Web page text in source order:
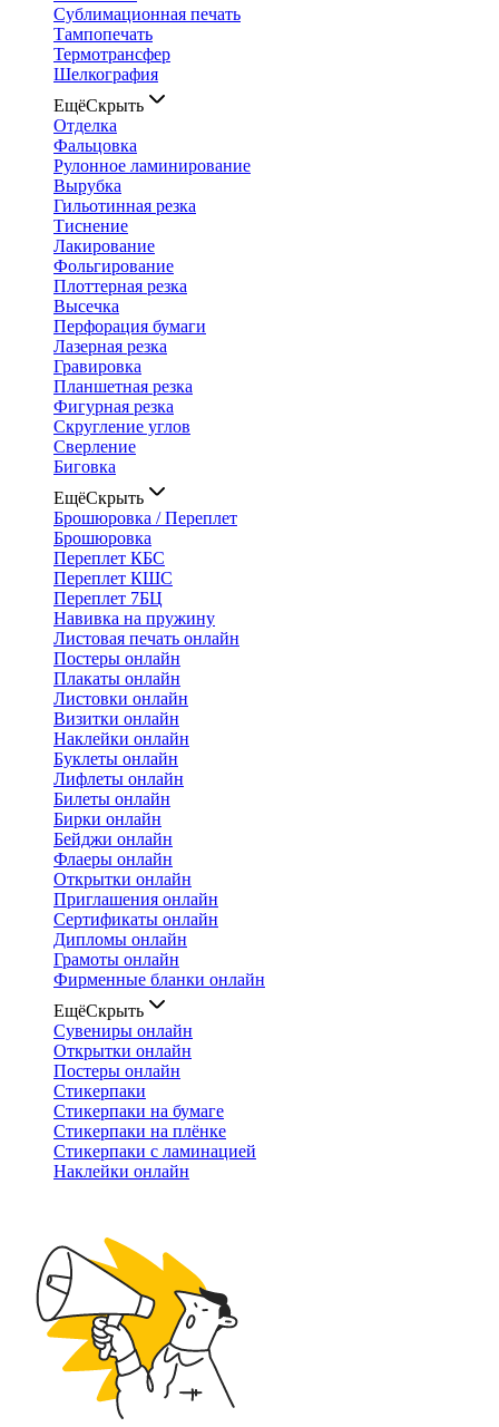
Сублимационная печать
Тампопечать
Термотрансфер
Шелкография
ЕщёСкрыть
Отделка
Фальцовка
Рулонное ламинирование
Вырубка
Гильотинная резка
Тиснение
Лакирование
Фольгирование
Плоттерная резка
Высечка
Перфорация бумаги
Лазерная резка
Гравировка
Планшетная резка
Фигурная резка
Скругление углов
Сверление
Биговка
ЕщёСкрыть
Брошюровка / Переплет
Брошюровка
Переплет КБС
Переплет КШС
Переплет 7БЦ
Навивка на пружину
Листовая печать онлайн
Постеры онлайн
Плакаты онлайн
Листовки онлайн
Визитки онлайн
Наклейки онлайн
Буклеты онлайн
Лифлеты онлайн
Билеты онлайн
Бирки онлайн
Бейджи онлайн
Флаеры онлайн
Открытки онлайн
Приглашения онлайн
Сертификаты онлайн
Дипломы онлайн
Грамоты онлайн
Фирменные бланки онлайн
ЕщёСкрыть
Сувениры онлайн
Открытки онлайн
Постеры онлайн
Стикерпаки
Стикерпаки на бумаге
Стикерпаки на плёнке
Стикерпаки с ламинацией
Наклейки онлайн